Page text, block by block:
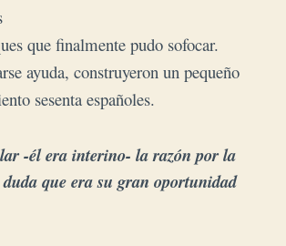
que finalmente pudo sofocar.
ayuda, construyeron un pequeño
sesenta españoles.
-él era interino- la razón por la
que era su gran oportunidad